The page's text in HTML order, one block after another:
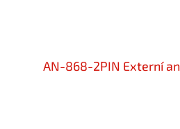
AN-868-2PIN Externí